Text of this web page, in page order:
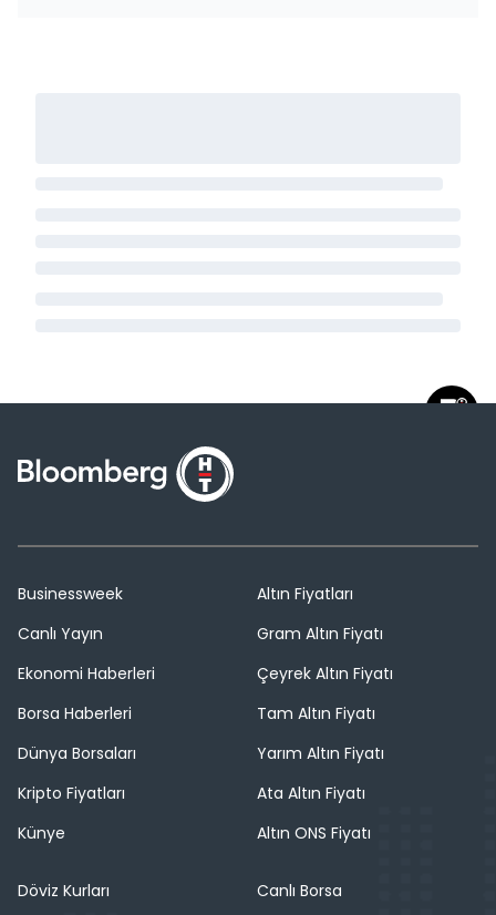
Businessweek
Canlı Yayın
Ekonomi Haberleri
Borsa Haberleri
Dünya Borsaları
Kripto Fiyatları
Künye
Altın Fiyatları
Gram Altın Fiyatı
Çeyrek Altın Fiyatı
Tam Altın Fiyatı
Yarım Altın Fiyatı
Ata Altın Fiyatı
Altın ONS Fiyatı
Döviz Kurları
Canlı Borsa